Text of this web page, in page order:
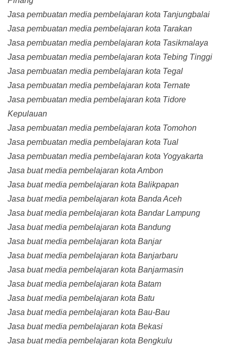
Jasa pembuatan media pembelajaran kota Tanjungbalai
Jasa pembuatan media pembelajaran kota Tarakan
Jasa pembuatan media pembelajaran kota Tasikmalaya
Jasa pembuatan media pembelajaran kota Tebing Tinggi
Jasa pembuatan media pembelajaran kota Tegal
Jasa pembuatan media pembelajaran kota Ternate
Jasa pembuatan media pembelajaran kota Tidore
Kepulauan
Jasa pembuatan media pembelajaran kota Tomohon
Jasa pembuatan media pembelajaran kota Tual
Jasa pembuatan media pembelajaran kota Yogyakarta
Jasa buat media pembelajaran kota Ambon
Jasa buat media pembelajaran kota Balikpapan
Jasa buat media pembelajaran kota Banda Aceh
Jasa buat media pembelajaran kota Bandar Lampung
Jasa buat media pembelajaran kota Bandung
Jasa buat media pembelajaran kota Banjar
Jasa buat media pembelajaran kota Banjarbaru
Jasa buat media pembelajaran kota Banjarmasin
Jasa buat media pembelajaran kota Batam
Jasa buat media pembelajaran kota Batu
Jasa buat media pembelajaran kota Bau-Bau
Jasa buat media pembelajaran kota Bekasi
Jasa buat media pembelajaran kota Bengkulu